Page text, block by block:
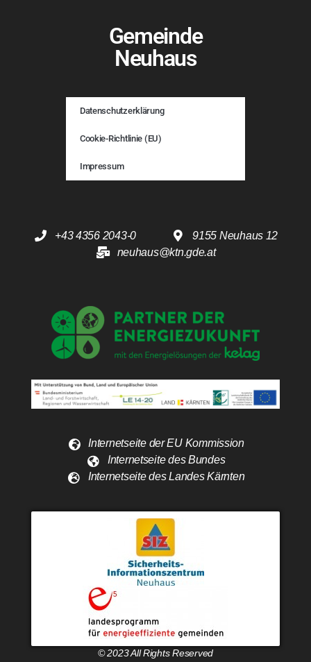
Gemeinde
Neuhaus
Datenschutzerklärung
Cookie-Richtlinie (EU)
Impressum
+43 4356 2043-0
9155 Neuhaus 12
neuhaus@ktn.gde.at
Internetseite der EU Kommission
Internetseite des Bundes
Internetseite des Landes Kärnten
© 2023 All Rights Reserved